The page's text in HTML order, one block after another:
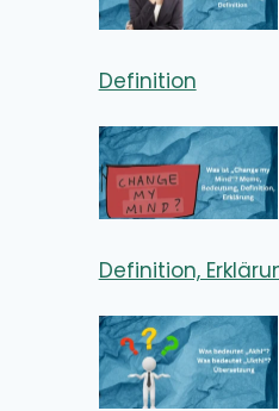
Definition
Definition,